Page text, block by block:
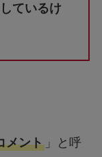
ているけ
メント」と呼